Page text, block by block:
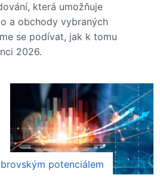
která umožňuje
a obchody vybraných
se podívat, jak k tomu
2026.
potenciálem